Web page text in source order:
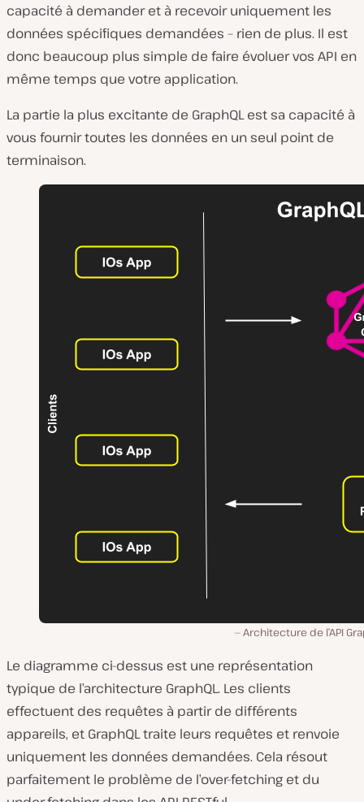
capacité à demander et à recevoiruniquement les
données spécifiques demandées – rien de plus. Il est
donc beaucoup plus simple de faire évoluer vos API en
même temps que votre application.
La partie la plus excitante de GraphQL est sa capacité à
vous fournir toutes les données en un seul point de
terminaison.
Architecture de l’API
Le diagramme ci-dessus est une représentation
typique de l’architecture GraphQL. Les clients
effectuent des requêtes à partir de différents
appareils, et GraphQL traite leurs requêtes et renvoie
uniquement les données demandées. Cela résout
parfaitement le problème de l’over-fetching et du